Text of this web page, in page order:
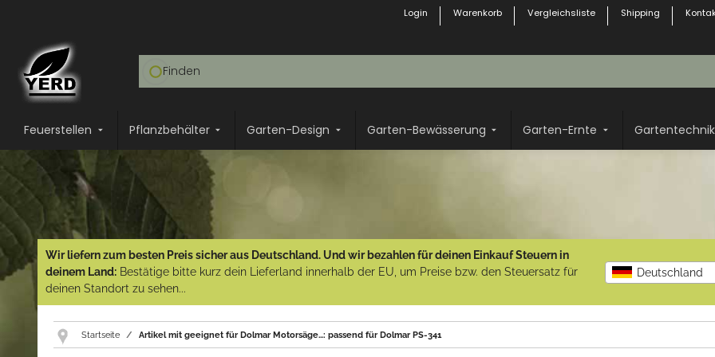
Login Warenkorb Vergleichsliste Shipping
Feuerstellen Pflanzbehälter Garten-Design Garten-Bewässerung Garten-Ernte Gartentechnik
Wir liefern zum besten Preis sicher aus Deutschland. Und wir bezahlen für deinen Einkauf Steuern in
deinem Land: Bestätige bitte kurz dein Lieferland innerhalb der EU, um Preise bzw. den Steuersatz für
deinen Standort zu sehen...
Deutschland
Startseite Artikel mit geeignet für Dolmar Motorsäge...: passend für Dolmar PS-341